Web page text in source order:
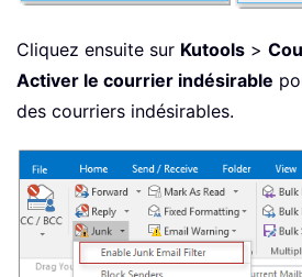
Cliquez ensuite sur Kutools >
Activer le courrier indésirable
des courriers indésirables.